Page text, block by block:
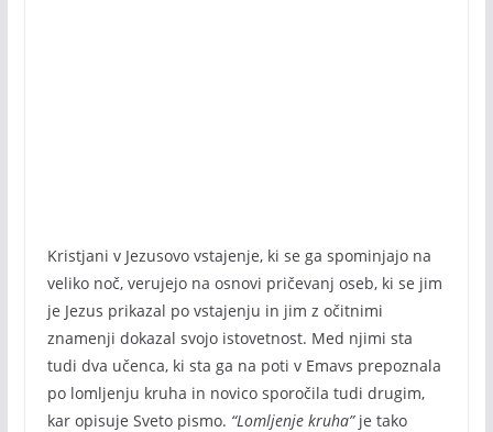
Kristjani v Jezusovo vstajenje, ki se ga spominjajo na
veliko noč, verujejo na osnovi pričevanj oseb, ki se jim
je Jezus prikazal po vstajenju in jim z očitnimi
znamenji dokazal svojo istovetnost. Med njimi sta
tudi dva učenca, ki sta ga na poti v Emavs prepoznala
po lomljenju kruha in novico sporočila tudi drugim,
kar opisuje Sveto pismo. “Lomljenje kruha”je tako